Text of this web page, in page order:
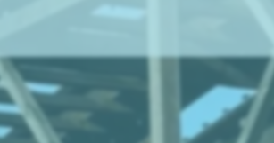
ゲーム制作